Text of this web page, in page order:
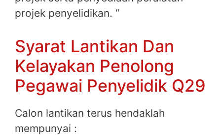
projek penyelidikan. “
Syarat Lantikan Dan
Kelayakan Penolong
Pegawai Penyelidik Q29
Calon lantikan terus hendaklah
mempunyai :